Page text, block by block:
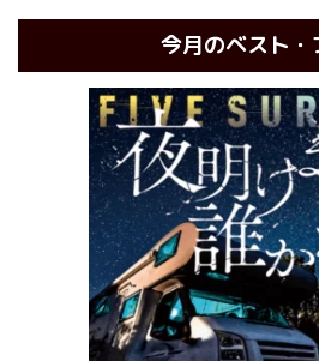
今月のベスト・